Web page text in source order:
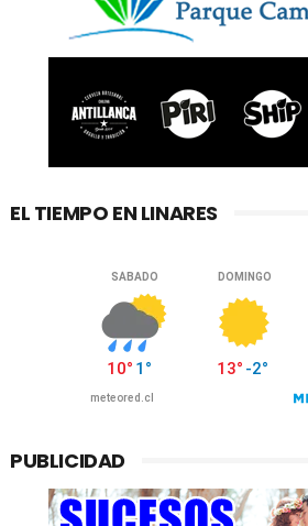
EL TIEMPO EN LINARES
PUBLICIDAD